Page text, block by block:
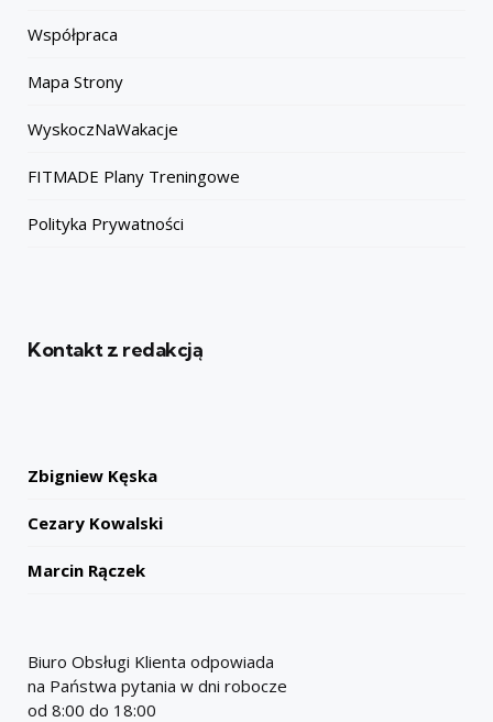
Współpraca
Mapa Strony
WyskoczNaWakacje
FITMADE Plany Treningowe
Polityka Prywatności
Kontakt z redakcją
Zbigniew Kęska
Cezary Kowalski
Marcin Rączek
Biuro Obsługi Klienta odpowiada
na Państwa pytania w dni robocze
od 8:00 do 18:00